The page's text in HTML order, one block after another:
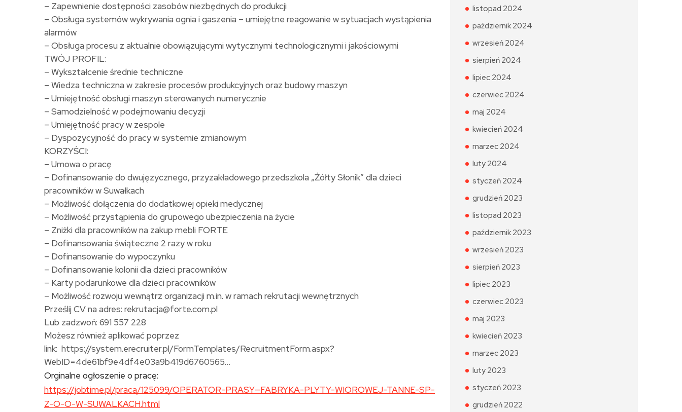
– Zapewnienie dostępności zasobów niezbędnych do produkcji
– Obsługa systemów wykrywania ognia i gaszenia – umiejętne reagowanie w sytuacjach wystąpienia
alarmów
– Obsługa procesu z aktualnie obowiązującymi wytycznymi technologicznymi i jakościowymi
TWÓJ PROFIL:
– Wykształcenie średnie techniczne
– Wiedza techniczna w zakresie procesów produkcyjnych oraz budowy maszyn
– Umiejętność obsługi maszyn sterowanych numerycznie
– Samodzielność w podejmowaniu decyzji
– Umiejętność pracy w zespole
– Dyspozycyjność do pracy w systemie zmianowym
KORZYŚCI:
– Umowa o pracę
– Dofinansowanie do dwujęzycznego, przyzakładowego przedszkola „Żółty Słonik” dla dzieci
pracowników w Suwałkach
– Możliwość dołączenia do dodatkowej opieki medycznej
– Możliwość przystąpienia do grupowego ubezpieczenia na życie
– Zniżki dla pracowników na zakup mebli FORTE
– Dofinansowania świąteczne 2 razy w roku
– Dofinansowanie do wypoczynku
– Dofinansowanie kolonii dla dzieci pracowników
– Karty podarunkowe dla dzieci pracowników
– Możliwość rozwoju wewnątrz organizacji m.in. w ramach rekrutacji wewnętrznych
Prześlij CV na adres: rekrutacja@forte.com.pl
Lub zadzwoń: 691 557 228
Możesz również aplikować poprzez
link: https://system.erecruiter.pl/FormTemplates/RecruitmentForm.aspx?
WebID=4de61bf9e4df4e03a9b419d6760565…
Orginalne ogłoszenie o pracę:
https://jobtime.pl/praca/125099/OPERATOR-PRASY—FABRYKA-PLYTY-WIOROWEJ-TANNE-SP-
Z-O-O-W-SUWALKACH.html
listopad 2024
październik 2024
wrzesień 2024
sierpień 2024
lipiec 2024
czerwiec 2024
maj 2024
kwiecień 2024
marzec 2024
luty 2024
styczeń 2024
grudzień 2023
listopad 2023
październik 2023
wrzesień 2023
sierpień 2023
lipiec 2023
czerwiec 2023
maj 2023
kwiecień 2023
marzec 2023
luty 2023
styczeń 2023
grudzień 2022